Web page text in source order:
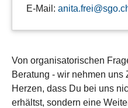
E-Mail:
Von organisatorischen
Beratung - wir nehmen uns
Herzen, dass Du bei uns
erhältst, sondern eine